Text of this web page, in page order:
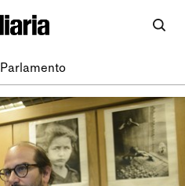
Parlamento